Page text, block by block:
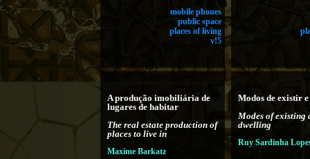
mobile phones
public space
places of living
v!5
A produção imobiliária de
lugares de habitar
The real estate production of
places to live in
Maxime Barkatz
Modos de existir
Modes of existing
dwelling
Ruy Sardinha